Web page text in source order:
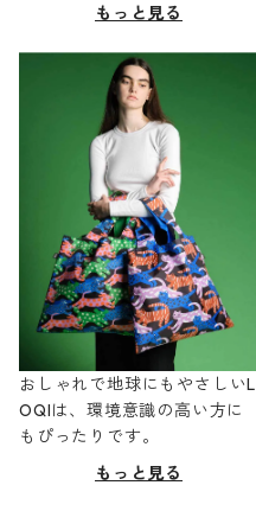
もっと見る
おしゃれで地球にもやさしいL
OQIは、環境意識の高い方に
もぴったりです。
もっと見る